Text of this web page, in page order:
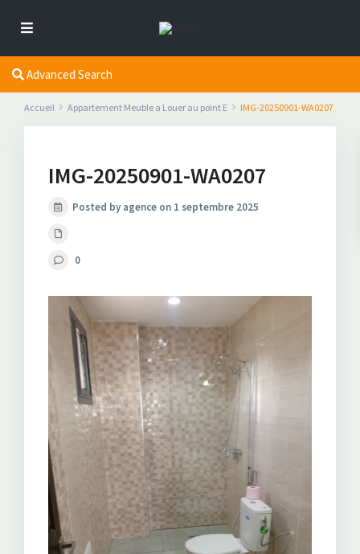
Advanced Search
Accueil Appartement Meuble a Louer au point E IMG-20250901-WA0207
IMG-20250901-WA0207
Posted by agence on 1 septembre 2025
0